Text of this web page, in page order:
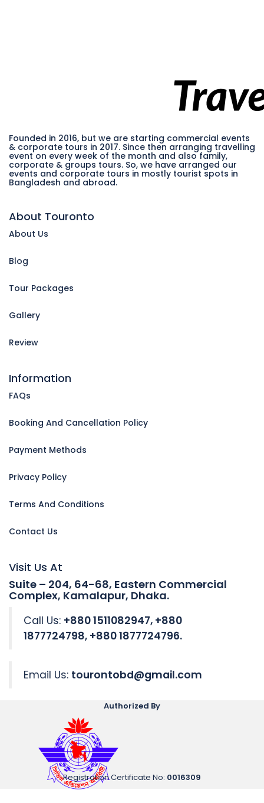
Founded in 2016, but we are starting commercial events
& corporate tours in 2017. Since then arranging travelling
event on every week of the month and also family,
corporate & groups tours. So, we have arranged our
events and corporate tours in mostly tourist spots in
Bangladesh and abroad.
About Touronto
About Us
Blog
Tour Packages
Gallery
Review
Information
FAQs
Booking And Cancellation Policy
Payment Methods
Privacy Policy
Terms And Conditions
Contact Us
Visit Us At
Suite – 204, 64-68, Eastern Commercial
Complex, Kamalapur, Dhaka.
Call Us: +880 1511082947, +880
1877724798, +880 1877724796.
Email Us: tourontobd@gmail.com
Authorized By
Registration Certificate No: 0016309